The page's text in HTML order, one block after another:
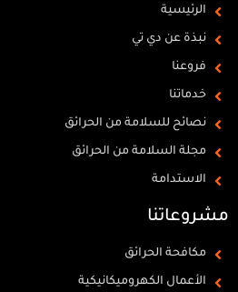
الرئيسية
نبذة عن دي تي
فروعنا
خدماتنا
نصائح للسلامة من الحرائق
مجلة السلامة من الحرائق
الاستدامة
مشروعاتنا
مكافحة الحرائق
الأعمال الكهروميكانيكية